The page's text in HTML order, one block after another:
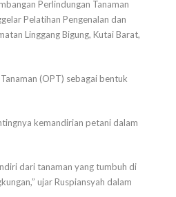
Perlindungan Tanaman
Pelatihan Pengenalan dan
Linggang Bigung, Kutai Barat,
(OPT) sebagai bentuk
kemandirian petani dalam
dari tanaman yang tumbuh di
ujar Ruspiansyah dalam